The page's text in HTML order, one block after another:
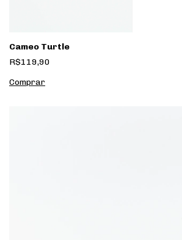
Cameo Turtle
R$119,90